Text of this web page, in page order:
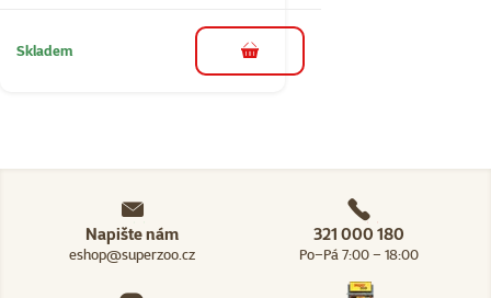
Skladem do košíku
Napište nám
eshop@superzoo.cz
321 000 180
Po–Pá 7:00 – 18:00